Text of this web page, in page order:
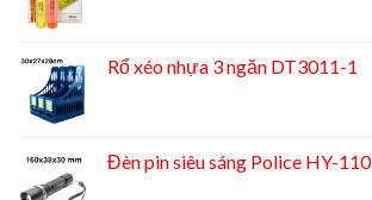
Rổ xéo nhựa 3 ngăn DT3011-1
Đèn pin siêu sáng Police HY-110